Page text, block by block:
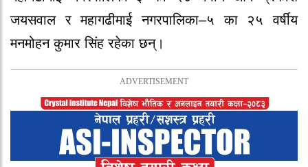
जयसवाल र महागढीमाई नगरपालिका–५ का २५ वर्षीय
मनमोहन कुमार सिंह रहेका छन्।